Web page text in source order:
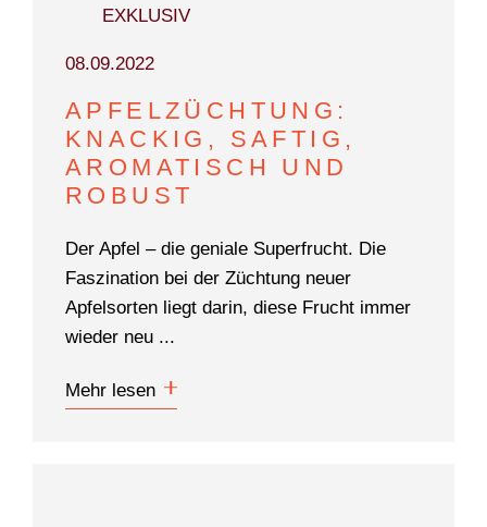
EXKLUSIV
08.09.2022
APFELZÜCHTUNG:
KNACKIG, SAFTIG,
AROMATISCH UND
ROBUST
Der Apfel – die geniale Superfrucht. Die
Faszination bei der Züchtung neuer
Apfelsorten liegt darin, diese Frucht immer
wieder neu ...
Mehr lesen